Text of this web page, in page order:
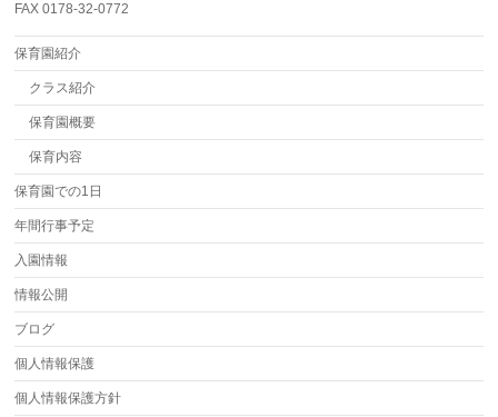
FAX 0178-32-0772
保育園紹介
クラス紹介
保育園概要
保育内容
保育園での1日
年間行事予定
入園情報
情報公開
ブログ
個人情報保護
個人情報保護方針